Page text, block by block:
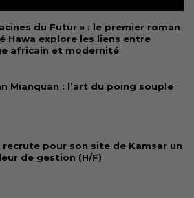
du Futur » : le premier roman
Hawa explore les liens entre
africain et modernité
Mianquan : l’art du poing souple
recrute pour son site de Kamsar un
de gestion (H/F)